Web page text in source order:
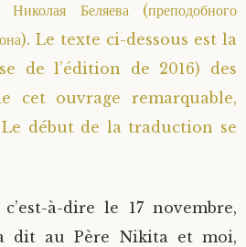
Moscou
(Abachidzé)
le Spiléote
(Vassopoulou)
Беляева (преподобного
Le texte ci-dessous est la
de l’édition de 2016) des
cet ouvrage remarquable,
début de la traduction se
à-dire le 17 novembre,
dit au Père Nikita et moi,